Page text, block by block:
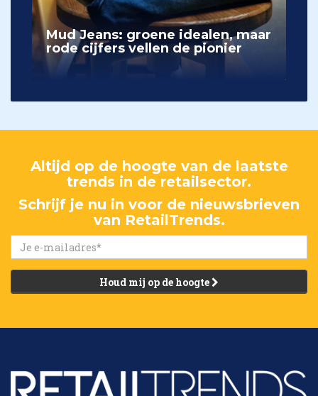
Mud Jeans: groene idealen, maar
rode cijfers vellen de pionier
Altijd op de hoogte van de laatste
trends in de retailsector.
Schrijf je nu in voor de nieuwsbrieven
van RetailTrends.
Houd mij op de hoogte